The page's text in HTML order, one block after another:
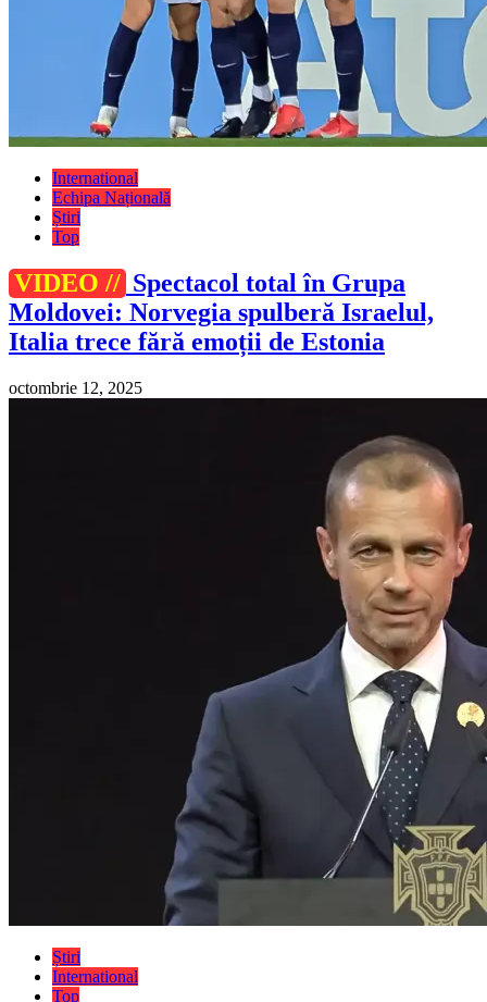
International
Echipa Națională
Știri
Top
VIDEO // Spectacol total în Grupa
Moldovei: Norvegia spulberă Israelul,
Italia trece fără emoții de Estonia
octombrie 12, 2025
Știri
International
Top